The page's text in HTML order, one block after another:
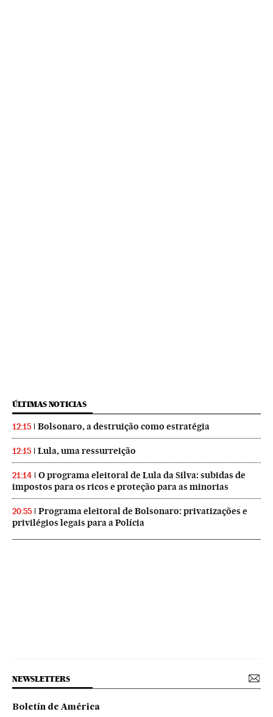
ÚLTIMAS NOTICIAS
12:15 Bolsonaro, a destruição como estratégia
12:15 Lula, uma ressurreição
21:14
O programa eleitoral de Lula da Silva: subidas de
impostos para os ricos e proteção para as minorias
20:55
Programa eleitoral de Bolsonaro: privatizações e
privilégios legais para a Polícia
NEWSLETTERS
Boletín de América